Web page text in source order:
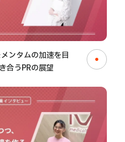
ンタムの加速を目
合うPRの展望